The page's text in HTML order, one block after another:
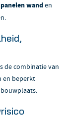
wanden
de combinatie van
en beperkt